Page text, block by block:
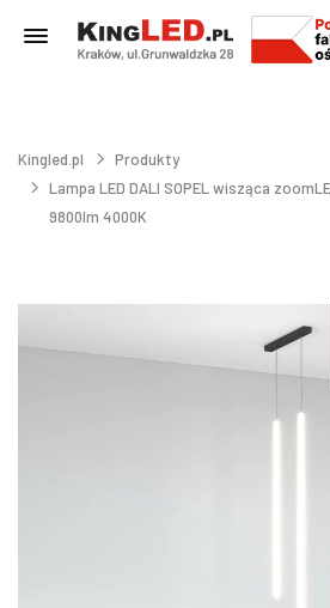
Kingled.pl
Produkty
Lampa LED DALI SOPEL wisząca
9800lm 4000K